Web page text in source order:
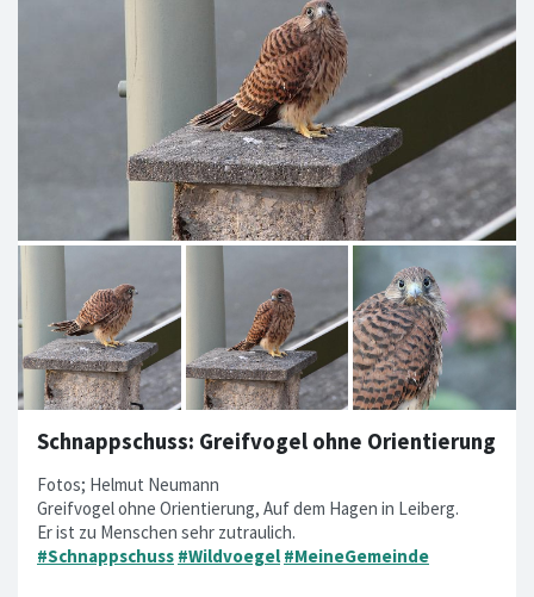
Schnappschuss: Greifvogel ohne Orientierung
Fotos; Helmut Neumann
Greifvogel ohne Orientierung, Auf dem Hagen in Leiberg.
Er ist zu Menschen sehr zutraulich.
#Schnappschuss #Wildvoegel #MeineGemeinde